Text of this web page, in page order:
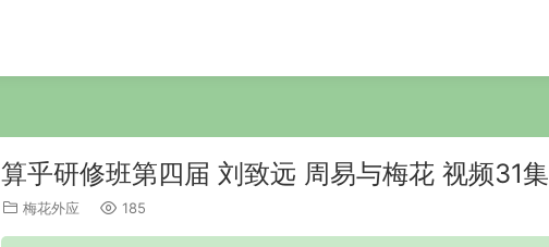
算乎研修班第四届 刘致远 周易与梅花 视频31集
梅花外应 185